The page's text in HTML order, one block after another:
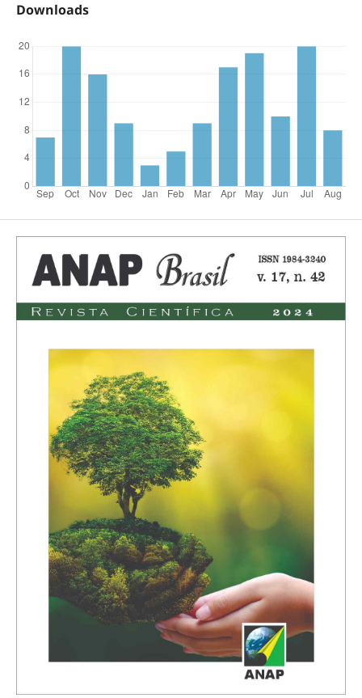
Downloads